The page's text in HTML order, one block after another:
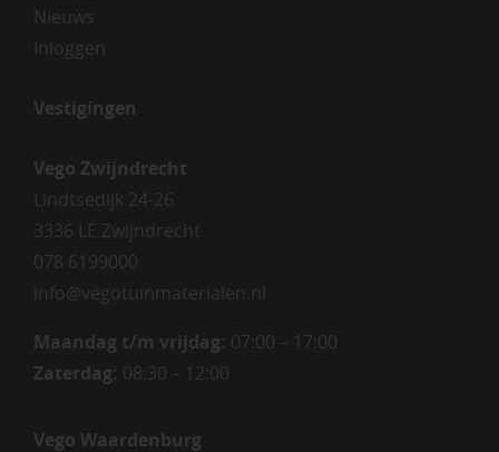
Nieuws
Inloggen
Vestigingen
Vego Zwijndrecht
Lindtsedijk 24-26
3336 LE Zwijndrecht
078 6199000
info@vegotuinmaterialen.nl
Maandag t/m vrijdag: 07:00 – 17:00
Zaterdag: 08:30 – 12:00
Vego Waardenburg